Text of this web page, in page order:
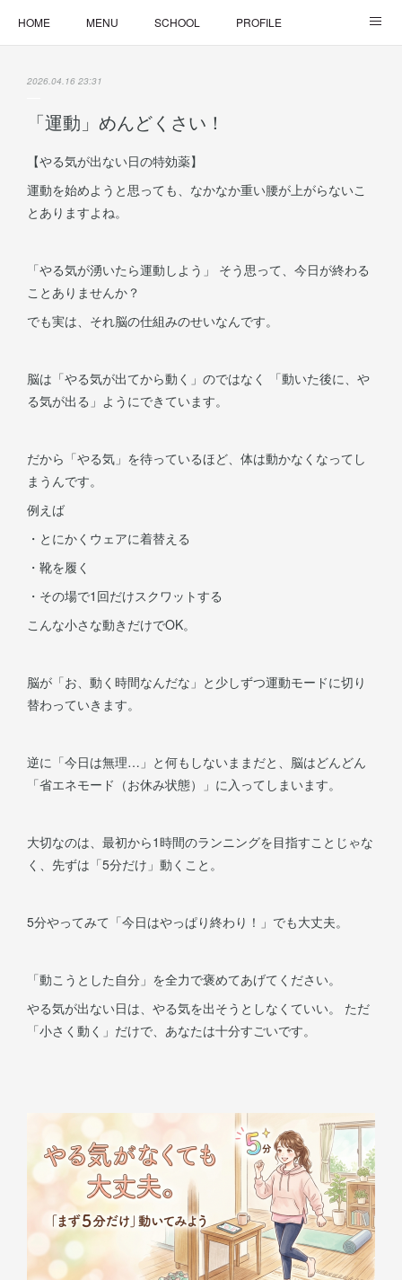
HOME MENU SCHOOL PROFILE
2026.04.16 23:31
「運動」めんどくさい！
【やる気が出ない日の特効薬】
運動を始めようと思っても、なかなか重い腰が上がらないこ
とありますよね。
「やる気が湧いたら運動しよう」 そう思って、今日が終わる
ことありませんか？
でも実は、それ脳の仕組みのせいなんです。
脳は「やる気が出てから動く」のではなく 「動いた後に、や
る気が出る」ようにできています。
だから「やる気」を待っているほど、体は動かなくなってし
まうんです。
例えば
・とにかくウェアに着替える
・靴を履く
・その場で1回だけスクワットする
こんな小さな動きだけでOK。
脳が「お、動く時間なんだな」と少しずつ運動モードに切り
替わっていきます。
逆に「今日は無理…」と何もしないままだと、脳はどんどん
「省エネモード（お休み状態）」に入ってしまいます。
大切なのは、最初から1時間のランニングを目指すことじゃな
く、先ずは「5分だけ」動くこと。
5分やってみて「今日はやっぱり終わり！」でも大丈夫。
「動こうとした自分」を全力で褒めてあげてください。
やる気が出ない日は、やる気を出そうとしなくていい。 ただ
「小さく動く」だけで、あなたは十分すごいです。